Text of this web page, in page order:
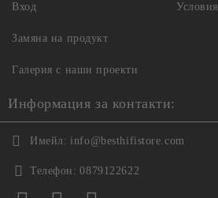
Вход Условия
Замяна на продукт
Галерия с наши проекти
Информация за контакти:
Имейл: info@besthifistore.com
Телефон: 0879122622